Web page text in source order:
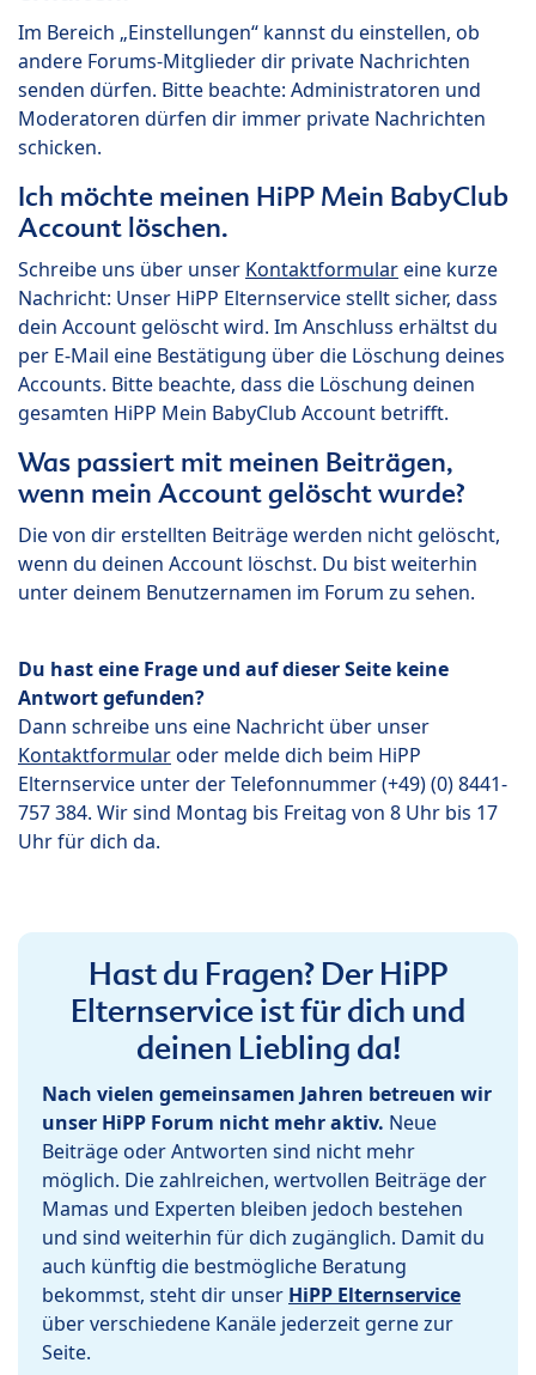
Im Bereich „Einstellungen“ kannst du einstellen, ob
andere Forums-Mitglieder dir private Nachrichten
senden dürfen. Bitte beachte: Administratoren und
Moderatoren dürfen dir immer private Nachrichten
schicken.
Ich möchte meinen HiPP Mein BabyClub
Account löschen.
Schreibe uns über unser Kontaktformulareine kurze
Nachricht: Unser HiPP Elternservice stellt sicher, dass
dein Account gelöscht wird. Im Anschluss erhältst du
per E-Mail eine Bestätigung über die Löschung deines
Accounts. Bitte beachte, dass die Löschung deinen
gesamten HiPP Mein BabyClub Account betrifft.
Was passiert mit meinen Beiträgen,
wenn mein Account gelöscht wurde?
Die von dir erstellten Beiträge werden nicht gelöscht,
wenn du deinen Account löschst. Du bist weiterhin
unter deinem Benutzernamen im Forum zu sehen.
Du hast eine Frage und auf dieser Seite keine
Antwort gefunden?
Dann schreibe uns eine Nachricht über unser
Kontaktformularoder melde dich beim HiPP
Elternservice unter der Telefonnummer (+49) (0) 8441-
757 384. Wir sind Montag bis Freitag von 8 Uhr bis 17
Uhr für dich da.
Hast du Fragen? Der HiPP
Elternservice ist für dich und
deinen Liebling da!
Nach vielen gemeinsamen Jahren betreuen wir
unser HiPP Forum nicht mehr aktiv. Neue
Beiträge oder Antworten sind nicht mehr
möglich. Die zahlreichen, wertvollen Beiträge der
Mamas und Experten bleiben jedoch bestehen
und sind weiterhin für dich zugänglich. Damit du
auch künftig die bestmögliche Beratung
bekommst, steht dir unser HiPP Elternservice
über verschiedene Kanäle jederzeit gerne zur
Seite.